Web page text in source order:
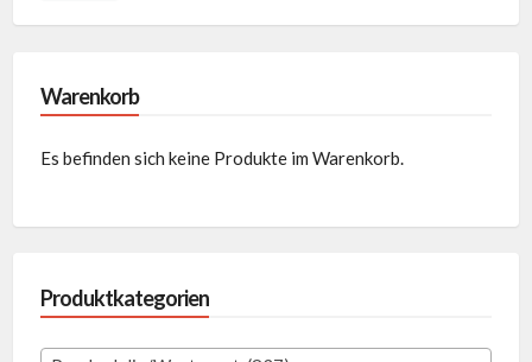
Warenkorb
Es befinden sich keine Produkte im Warenkorb.
Produktkategorien